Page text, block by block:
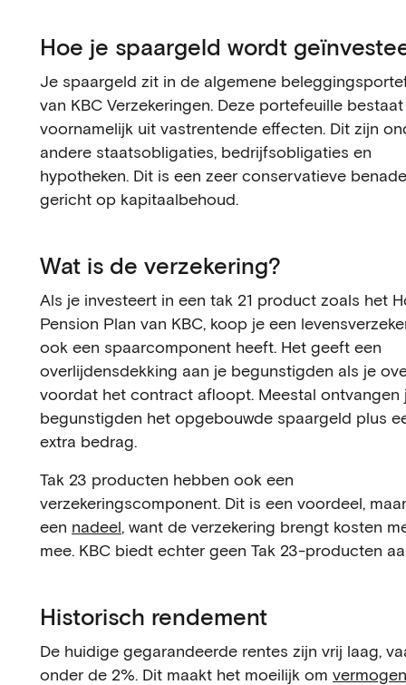
Hoe je spaargeld wordt
Je spaargeld zit in de algemene
van KBC Verzekeringen. Deze portefeuille bestaat
voornamelijk uit vastrentende effecten. Dit zijn
andere staatsobligaties, bedrijfsobligaties en
hypotheken. Dit is een zeer conservatieve
gericht op kapitaalbehoud.
Wat is de verzekering?
Als je investeert in een tak 21 product zoals het
Pension Plan van KBC, koop je een
ook een spaarcomponent heeft. Het geeft een
overlijdensdekking aan je begunstigden als je
voordat het contract afloopt. Meestal ontvangen
begunstigden het opgebouwde spaargeld plus
extra bedrag.
Tak 23 producten hebben ook een
verzekeringscomponent. Dit is een voordeel,
een nadeel, want de verzekering brengt kosten
mee. KBC biedt echter geen Tak 23-producten
Historisch rendement
De huidige gegarandeerde rentes zijn vrij laag,
onder de 2%. Dit maakt het moeilijk om